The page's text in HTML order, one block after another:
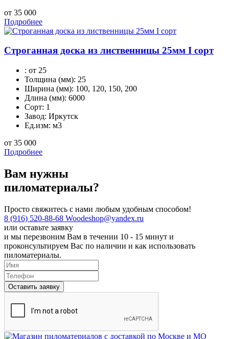
от 35 000
Подробнее
Строганная доска из лиственницы 25мм I сорт
: от 25
Толщина (мм): 25
Ширина (мм): 100, 120, 150, 200
Длина (мм): 6000
Сорт: 1
Завод: Иркутск
Ед.изм: м3
от 35 000
Подробнее
Вам нужны
пиломатериалы?
Просто свяжитесь с нами любым удобным способом!
8 (916) 520-88-68 Woodeshop@yandex.ru
или оставьте заявку
и мы перезвоним Вам в течении 10 - 15 минут и
проконсультируем Вас по наличии и как использовать
пиломатериалы.
Оставить заявку